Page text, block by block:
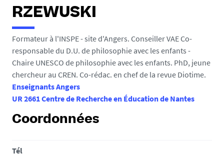
e
s
i
c
i
:
RZEWUSKI
Formateur à l'INSPE - site d'Angers. Conseiller VAE Co-
responsable du D.U. de philosophie avec les enfants -
Chaire UNESCO de philosophie avec les enfants. PhD, jeune
chercheur au CREN. Co-rédac. en chef de la revue Diotime.
Enseignants Angers
UR 2661 Centre de Recherche en Éducation de Nantes
Coordonnées
Tél